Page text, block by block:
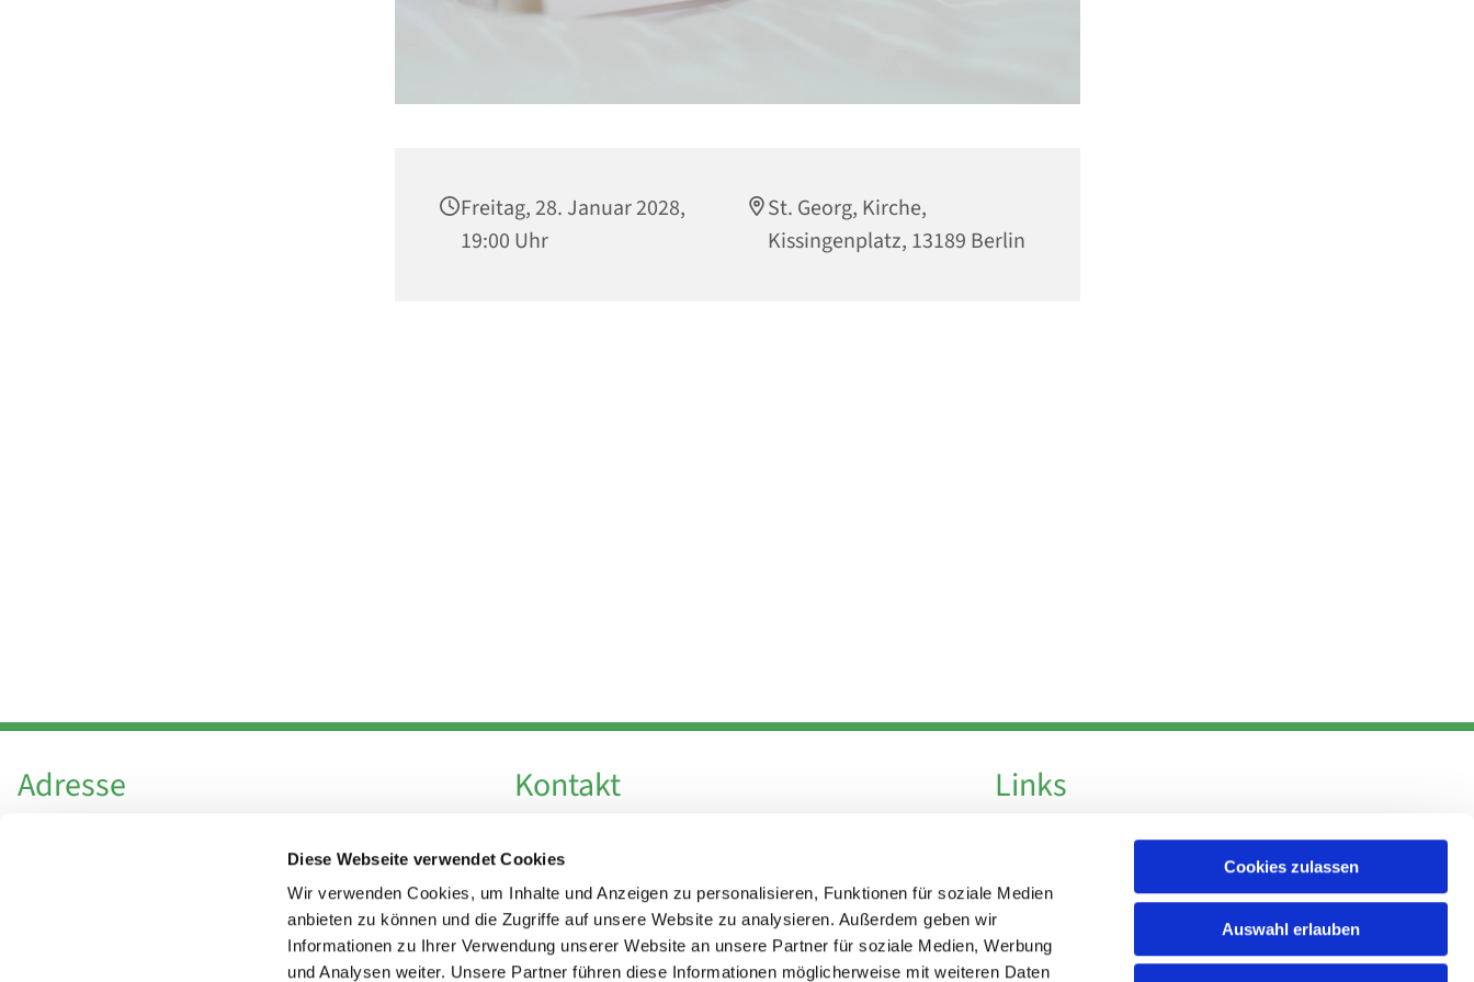
Diese Webseite verwendet Cookies
Wir verwenden Cookies, um Inhalte und Anzeigen zu personalisieren, Funktionen für soziale Medien
anbieten zu können und die Zugriffe auf unsere Website zu analysieren. Außerdem geben wir
Informationen zu Ihrer Verwendung unserer Website an unsere Partner für soziale Medien, Werbung
und Analysen weiter. Unsere Partner führen diese Informationen möglicherweise mit weiteren Daten
Cookies zulassen
Auswahl erlauben
Freitag, 28. Januar 2028,
19:00 Uhr
St. Georg, Kirche,
Kissingenplatz, 13189 Berlin
Adresse
Hl. Theresa von Avila Berlin Nordost
Leitender Pfarrer - Norbert Pomplun
Kontakt
Fax +49 30 924 54 18
E-Mailinfo@theresa-von-avila-berlin.de
Kirchenvorstand
Links
Impressum